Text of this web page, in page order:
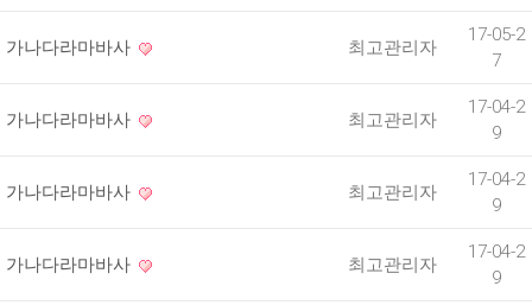
가나다라마바사 최고관리자
17-05-2
7
가나다라마바사 최고관리자
17-04-2
9
가나다라마바사 최고관리자
17-04-2
9
가나다라마바사 최고관리자
17-04-2
9